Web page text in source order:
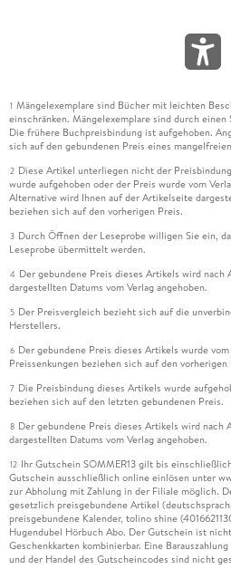
1 Mängelexemplare sind Bücher mit leichten
einschränken. Mängelexemplare sind durch
Die frühere Buchpreisbindung ist aufgehoben.
sich auf den gebundenen Preis eines
2 Diese Artikel unterliegen nicht der
wurde aufgehoben oder der Preis wurde vom
Alternative wird Ihnen auf der Artikelseite
beziehen sich auf den vorherigen Preis.
3 Durch Öffnen der Leseprobe willigen Sie ein,
Leseprobe übermittelt werden.
4 Der gebundene Preis dieses Artikels wird nach
dargestellten Datums vom Verlag angehoben.
5 Der Preisvergleich bezieht sich auf die
Herstellers.
6 Der gebundene Preis dieses Artikels wurde
Preissenkungen beziehen sich auf den vorherigen
7 Die Preisbindung dieses Artikels wurde
beziehen sich auf den letzten gebundenen Preis.
8 Der gebundene Preis dieses Artikels wird nach
dargestellten Datums vom Verlag angehoben.
12 Ihr Gutschein SOMMER13 gilt bis
Gutschein ausschließlich online einlösen unter
zur Abholung mit Zahlung in der Filiale möglich.
gesetzlich preisgebundene Artikel
preisgebundene Kalender, tolino shine
Hugendubel Hörbuch Abo. Der Gutschein ist
Geschenkkarten kombinierbar. Eine
und der Handel des Gutscheincodes sind nicht